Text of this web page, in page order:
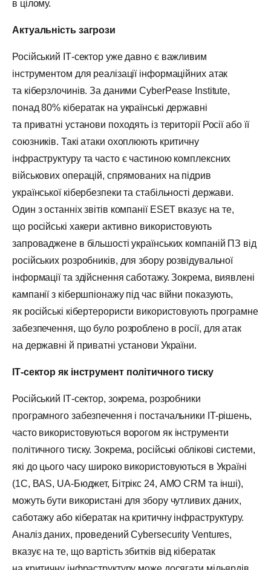
в цілому.
Актуальність загрози
Російський ІТ-сектор уже давно є важливим
інструментом для реалізації інформаційних атак
та кіберзлочинів. За даними CyberPease Institute,
понад 80% кібератак на українські державні
та приватні установи походять із території Росії або її
союзників. Такі атаки охоплюють критичну
інфраструктуру та часто є частиною комплексних
військових операцій, спрямованих на підрив
української кібербезпеки та стабільності держави.
Один з останніх звітів компанії ESET вказує на те,
що російські хакери активно використовують
запроваджене в більшості українських компаній ПЗ від
російських розробників, для збору розвідувальної
інформації та здійснення саботажу. Зокрема, виявлені
кампанії з кібершпіонажу під час війни показують,
як російські кібертерористи використовують програмне
забезпечення, що було розроблено в росії, для атак
на державні й приватні установи України.
ІТ-сектор як інструмент політичного тиску
Російський ІТ-сектор, зокрема, розробники
програмного забезпечення і постачальники IT-рішень,
часто використовуються ворогом як інструменти
політичного тиску. Зокрема, російські облікові системи,
які до цього часу широко використовуються в Україні
(1С, BAS, UA-Бюджет, Бітрікс 24, АMO CRM та інші),
можуть бути використані для збору чутливих даних,
саботажу або кібератак на критичну інфраструктуру.
Аналіз даних, проведений Cybersecurity Ventures,
вказує на те, що вартість збитків від кібератак